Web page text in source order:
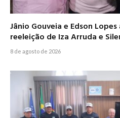
Jânio Gouveia e Edson
reeleição de Iza Arruda e
8 de agosto de 2026